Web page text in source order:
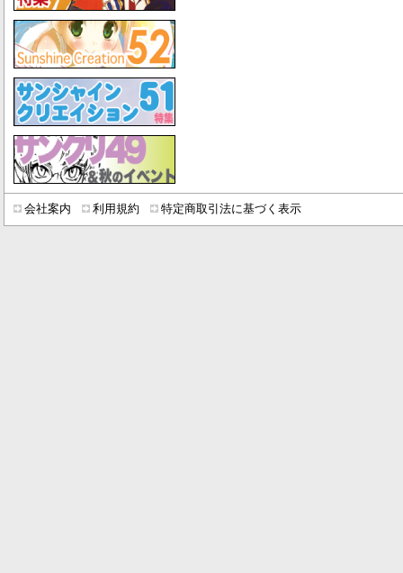
会社案内 利用規約 特定商取引法に基づく表示